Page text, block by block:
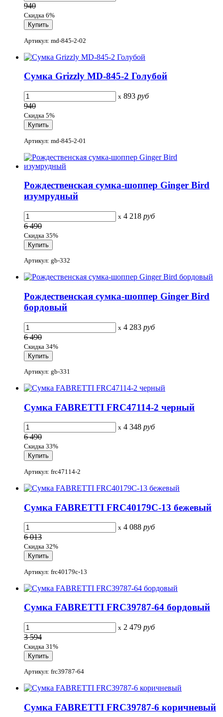
940
Скидка 6%
Артикул: md-845-2-02
Сумка Grizzly MD-845-2 Голубой
x 893 руб
940
Скидка 5%
Артикул: md-845-2-01
Рождественская сумка-шоппер Ginger Bird
изумрудный
x 4 218 руб
6 490
Скидка 35%
Артикул: gb-332
Рождественская сумка-шоппер Ginger Bird
бордовый
x 4 283 руб
6 490
Скидка 34%
Артикул: gb-331
Сумка FABRETTI FRC47114-2 черный
x 4 348 руб
6 490
Скидка 33%
Артикул: frc47114-2
Сумка FABRETTI FRC40179C-13 бежевый
x 4 088 руб
6 013
Скидка 32%
Артикул: frc40179c-13
Сумка FABRETTI FRC39787-64 бордовый
x 2 479 руб
3 594
Скидка 31%
Артикул: frc39787-64
Сумка FABRETTI FRC39787-6 коричневый